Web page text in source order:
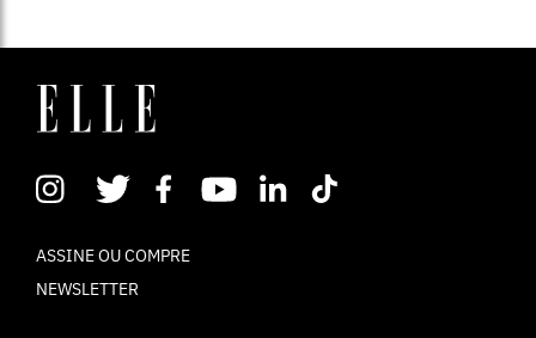
ASSINE OU COMPRE
NEWSLETTER